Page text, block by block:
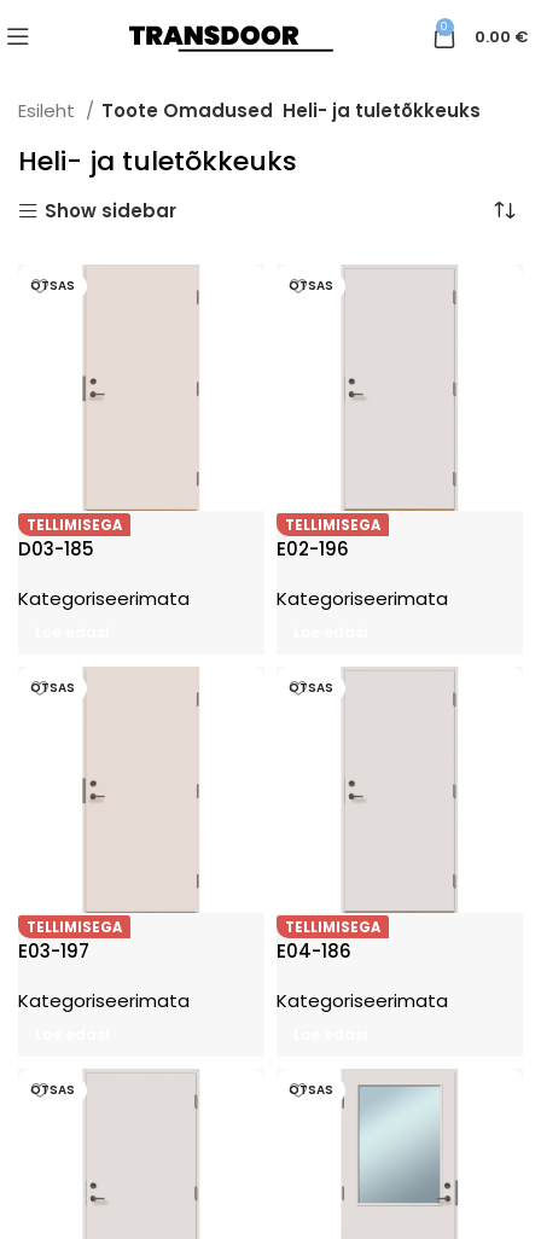
0 0.00 €
Esileht Toote Omadused Heli- ja tuletõkkeuks
Heli- ja tuletõkkeuks
Show sidebar
OTSAS
TELLIMISEGA
D03-185
Kategoriseerimata
OTSAS
TELLIMISEGA
E02-196
Kategoriseerimata
OTSAS
TELLIMISEGA
E03-197
Kategoriseerimata
OTSAS
TELLIMISEGA
E04-186
Kategoriseerimata
OTSAS OTSAS